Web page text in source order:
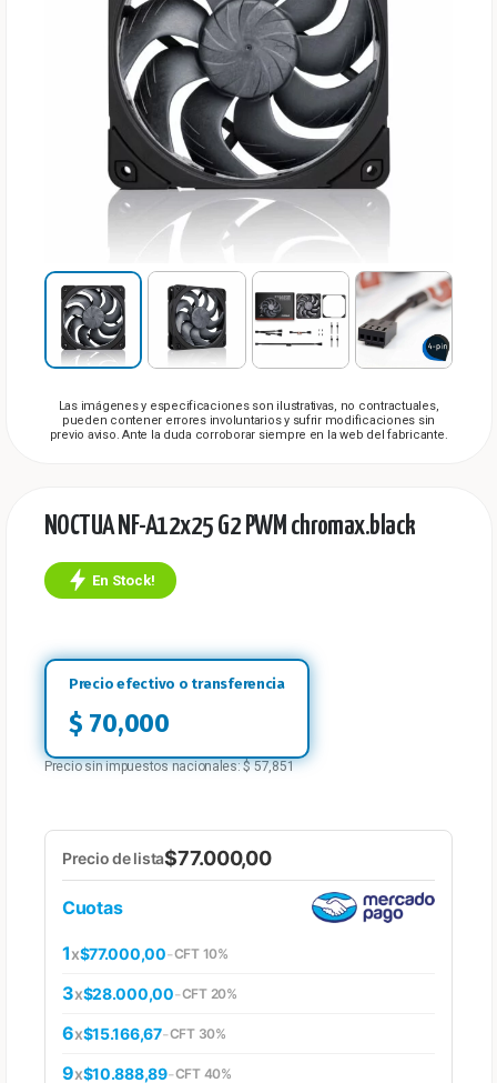
Las imágenes y especificaciones son ilustrativas, no contractuales,
pueden contener errores involuntarios y sufrir modificaciones sin
previo aviso. Ante la duda corroborar siempre en la web del fabricante.
NOCTUA NF-A12x25 G2 PWM chromax.black
En Stock!
$ 70,000
Precio sin impuestos nacionales:$57,851
Precio de lista$77.000,00
Cuotas
1x$77.000,00-CFT 10%
3x$28.000,00-CFT 20%
6x$15.166,67-CFT 30%
9x$10.888,89-CFT 40%